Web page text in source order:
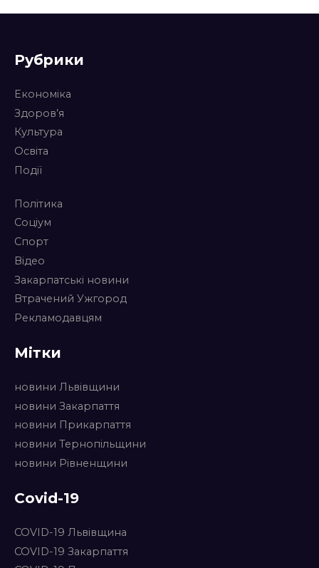
Рубрики
Економіка
Здоров’я
Культура
Освіта
Події
Політика
Соціум
Спорт
Відео
Закарпатські новини
Втрачений Ужгород
Рекламодавцям
Мітки
новини Львівщини
новини Закарпаття
новини Прикарпаття
новини Тернопільщини
новини Рівненщини
Covid-19
COVID-19 Львівщина
COVID-19 Закарпаття